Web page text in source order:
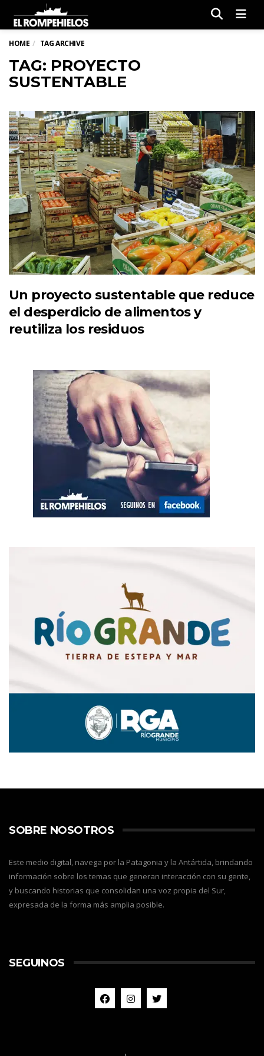
HOME TAG ARCHIVE
TAG: PROYECTO
SUSTENTABLE
Un proyecto sustentable que reduce
el desperdicio de alimentos y
reutiliza los residuos
SOBRE NOSOTROS
Este medio digital, navega por la Patagonia y la Antártida, brindando
información sobre los temas que generan interacción con su gente,
y buscando historias que consolidan una voz propia del Sur,
expresada de la forma más amplia posible.
SEGUINOS